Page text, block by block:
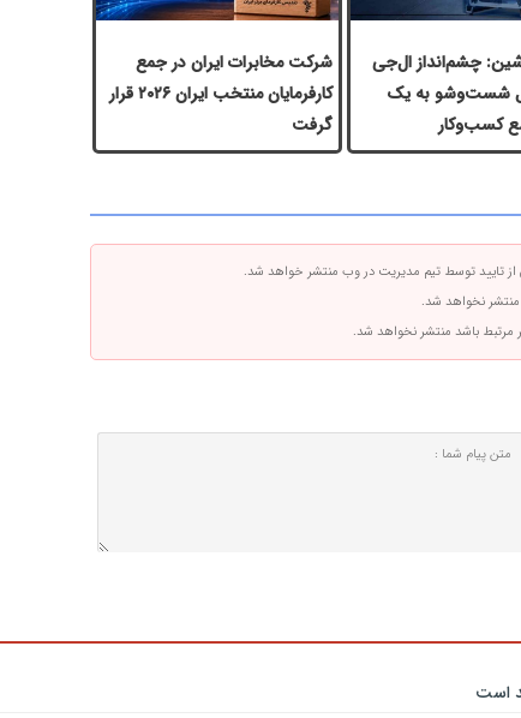
چشم‌انداز ال‌جی
شست‌وشو به یک
کسب‌وکار
شرکت مخابرات ایران در جمع
کارفرمایان منتخب ایران ۲۰۲۶ قرار
گرفت
تایید توسط تیم مدیریت در وب منتشر خواهد شد.
منتشر نخواهد شد.
مرتبط باشد منتشر نخواهد شد.
است